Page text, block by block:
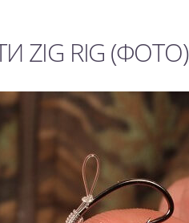
ZIG RIG (ФОТО)